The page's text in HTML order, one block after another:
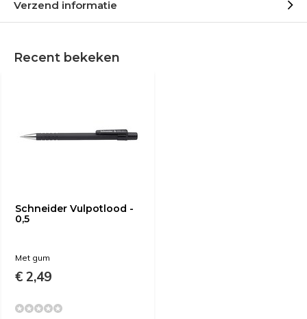
Verzend informatie
Recent bekeken
Schneider Vulpotlood -
0,5
Met gum
€ 2,49